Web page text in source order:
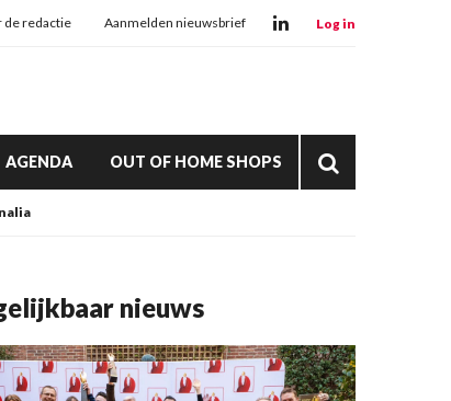
de redactie Aanmelden nieuwsbrief Log in
AGENDA OUT OF HOME SHOPS
nieuws